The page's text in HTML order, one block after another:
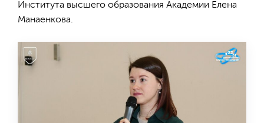
Института высшего образования Академии Елена
Манаенкова.